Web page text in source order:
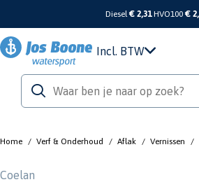
Diesel€ 2,31 HVO100 €
Incl. BTW
Home / Verf & Onderhoud / Aflak / Vernissen /
Coelan